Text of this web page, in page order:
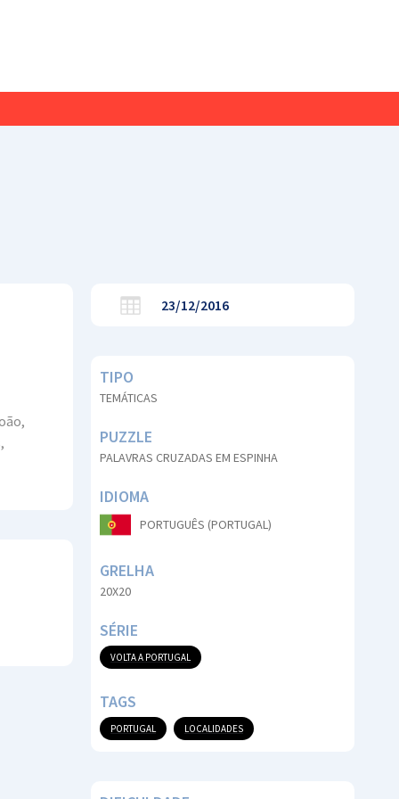
23/12/2016
TIPO
TEMÁTICAS
PUZZLE
PALAVRAS CRUZADAS EM ESPINHA
IDIOMA
PORTUGUÊS (PORTUGAL)
GRELHA
20X20
SÉRIE
VOLTA A PORTUGAL
TAGS
PORTUGAL LOCALIDADES